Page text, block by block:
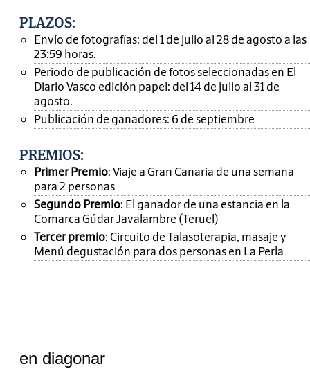
PLAZOS:
Envío de fotografías: del 1 de julio al 28 de agosto a las
23:59 horas.
Periodo de publicación de fotos seleccionadas en El
Diario Vasco edición papel: del 14 de julio al 31 de
agosto.
Publicación de ganadores: 6 de septiembre
PREMIOS:
Primer Premio: Viaje a Gran Canaria de una semana
para 2 personas
Segundo Premio: El ganador de una estancia en la
Comarca Gúdar Javalambre (Teruel)
Tercer premio: Circuito de Talasoterapia, masaje y
Menú degustación para dos personas en La Perla
en diagonar